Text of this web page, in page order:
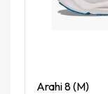
Arahi 8 (M)